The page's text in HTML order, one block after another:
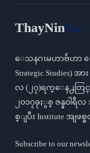
ThayNinGa
ေသနဂၤမဟာဗ်ဴဟာ ေလ့
Strategic
လ (၂၇)ရက္ေန႕တြ
၂၀၁၇ခုႏွစ္ ဇန္န၀ါရီ
စ္ျပီး Institute အျ
Subscribe to our